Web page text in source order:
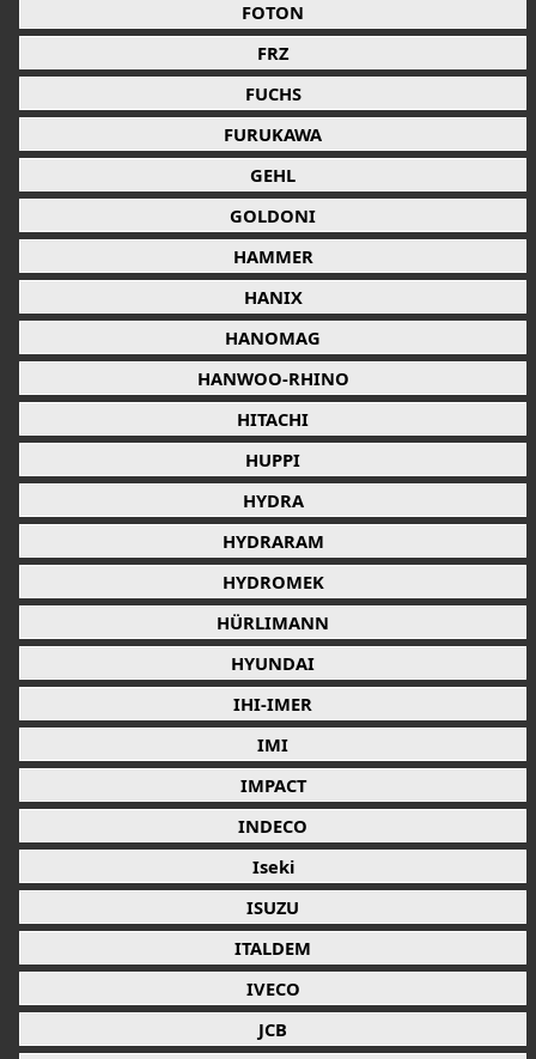
FOTON
FRZ
FUCHS
FURUKAWA
GEHL
GOLDONI
HAMMER
HANIX
HANOMAG
HANWOO-RHINO
HITACHI
HUPPI
HYDRA
HYDRARAM
HYDROMEK
HÜRLIMANN
HYUNDAI
IHI-IMER
IMI
IMPACT
INDECO
Iseki
ISUZU
ITALDEM
IVECO
JCB